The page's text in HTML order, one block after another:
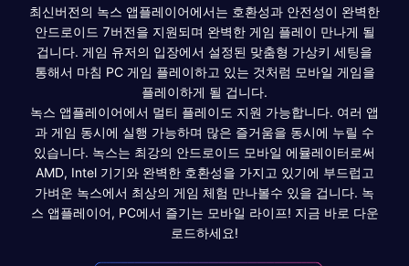
최신버전의 녹스 앱플레이어에서는 호환성과 안전성이 완벽한
안드로이드 7버전을 지원되며 완벽한 게임 플레이 만나게 될
겁니다. 게임 유저의 입장에서 설정된 맞춤형 가상키 세팅을
통해서 마침 PC 게임 플레이하고 있는 것처럼 모바일 게임을
플레이하게 될 겁니다.
녹스 앱플레이어에서 멀티 플레이도 지원 가능합니다. 여러 앱
과 게임 동시에 실행 가능하며 많은 즐거움을 동시에 누릴 수
있습니다. 녹스는 최강의 안드로이드 모바일 에뮬레이터로써
AMD, Intel 기기와 완벽한 호환성을 가지고 있기에 부드럽고
가벼운 녹스에서 최상의 게임 체험 만나볼수 있을 겁니다. 녹
스 앱플레이어, PC에서 즐기는 모바일 라이프! 지금 바로 다운
로드하세요!